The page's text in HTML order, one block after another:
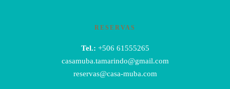
RESERVAS
Tel.: +506 61555265
casamuba.tamarindo@gmail.com
reservas@casa-muba.com